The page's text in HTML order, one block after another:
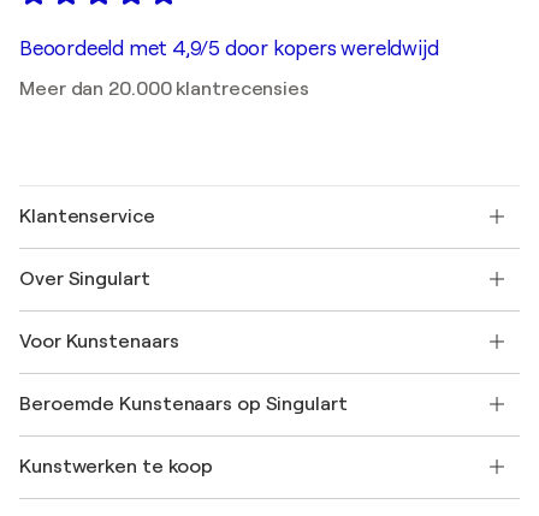
Beoordeeld met 4,9/5 door kopers wereldwijd
Meer dan 20.000 klantrecensies
Klantenservice
Verzenden
SINGULART Cadeaubon
Neem deel aan ons handelsprogramma
Mijn Account
+31 20 241 4758
Over Singulart
Veelgestelde Vragen
Singulart Magazine
Werken bij SINGULART
Ontdek gecureerde originele kunst
Voor Kunstenaars
Inloggen als Artiest
Beroemde Kunstenaars op Singulart
Marc Chagall
Kunstwerken te koop